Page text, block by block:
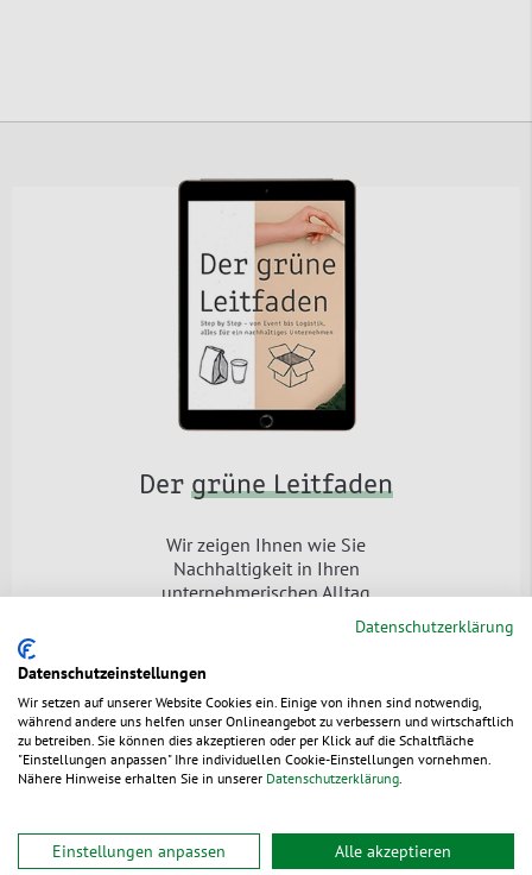
Newsletter
Der grüne Leitfaden
Wir zeigen Ihnen wie Sie
Nachhaltigkeit in Ihren
unternehmerischen Alltag
integrieren können - Werden Sie mit
unserem kostenlosen E-Book zum
Jetzt downloaden
Datenschutzerklärung
Datenschutzeinstellungen
Wir setzen auf unserer Website Cookies ein. Einige von ihnen sind notwendig,
während andere uns helfen unser Onlineangebot zu verbessern und wirtschaftlich
zu betreiben. Sie können dies akzeptieren oder per Klick auf die Schaltfläche
"Einstellungen anpassen" Ihre individuellen Cookie-Einstellungen vornehmen.
Nähere Hinweise erhalten Sie in unserer Datenschutzerklärung.
Einstellungen anpassen Alle akzeptieren